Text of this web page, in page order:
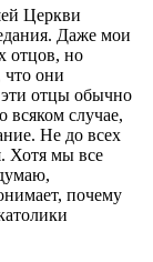
Церкви
Даже мои
отцов, но
что они
эти отцы обычно
случае,
Не до всех
Хотя мы все
почему